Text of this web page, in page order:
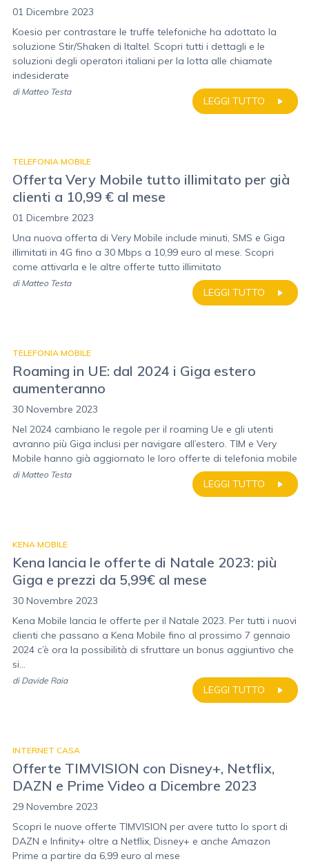
01 Dicembre 2023
Koesio per contrastare le truffe telefoniche ha adottato la
soluzione Stir/Shaken di Italtel. Scopri tutti i dettagli e le
soluzioni degli operatori italiani per la lotta alle chiamate
indesiderate
LEGGI TUTTO
di Matteo Testa
TELEFONIA MOBILE
Offerta Very Mobile tutto illimitato per già
clienti a 10,99 € al mese
01 Dicembre 2023
Una nuova offerta di Very Mobile include minuti, SMS e Giga
illimitati in 4G fino a 30 Mbps a 10,99 euro al mese. Scopri
come attivarla e le altre offerte tutto illimitato
LEGGI TUTTO
di Matteo Testa
TELEFONIA MOBILE
Roaming in UE: dal 2024 i Giga estero
aumenteranno
30 Novembre 2023
Nel 2024 cambiano le regole per il roaming Ue e gli utenti
avranno più Giga inclusi per navigare all’estero. TIM e Very
Mobile hanno già aggiornato le loro offerte di telefonia mobile
LEGGI TUTTO
di Matteo Testa
KENA MOBILE
Kena lancia le offerte di Natale 2023: più
Giga e prezzi da 5,99€ al mese
30 Novembre 2023
Kena Mobile lancia le offerte per il Natale 2023. Per tutti i nuovi
clienti che passano a Kena Mobile fino al prossimo 7 gennaio
2024 c’è ora la possibilità di sfruttare un bonus aggiuntivo che
si...
LEGGI TUTTO
di Davide Raia
INTERNET CASA
Offerte TIMVISION con Disney+, Netflix,
DAZN e Prime Video a Dicembre 2023
29 Novembre 2023
Scopri le nuove offerte TIMVISION per avere tutto lo sport di
DAZN e Infinity+ oltre a Netflix, Disney+ e anche Amazon
Prime a partire da 6,99 euro al mese